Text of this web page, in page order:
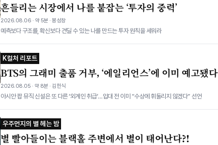
흔들리는 시장에서 나를 붙잡는 ‘투자의 중력’
2026.08.06 · 약 5분 · 봉성창
예측보다 구조를, 확신보다 견딜 수 있는 나를 만드는 투자 원칙을 세워라
K컬처 리포트
BTS의 그래미 출품 거부, ‘에일리언스’에 이미 예고됐다
2026.08.05 · 약 8분 · 김헌식
아시안 팝 뮤직 신설은 또 다른 ‘외계인 취급’…입대 전 이미 “수상에 휘둘리지 않겠다” 선언
우주먼지의 별 헤는 밤
별 빨아들이는 블랙홀 주변에서 별이 태어난다?!